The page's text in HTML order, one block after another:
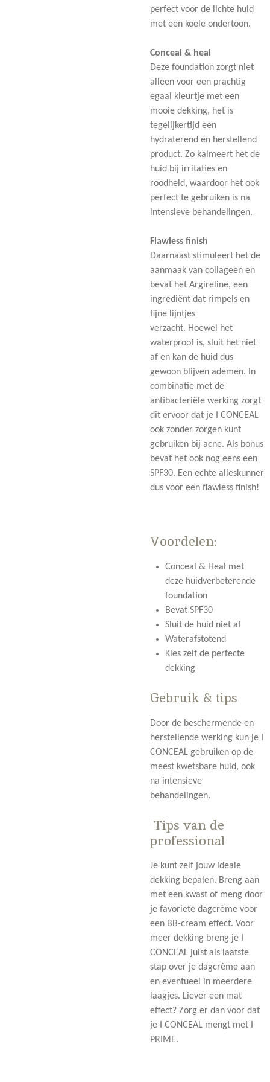
perfect voor de lichte huid
met een koele ondertoon.
Conceal & heal
Deze foundation zorgt niet
alleen voor een prachtig
egaal kleurtje met een
mooie dekking, het is
tegelijkertijd een
hydraterend en herstellend
product. Zo kalmeert het de
huid bij irritaties en
roodheid, waardoor het ook
perfect te gebruiken is na
intensieve behandelingen.
Flawless finish
Daarnaast stimuleert het de
aanmaak van collageen en
bevat het Argireline, een
ingrediënt dat rimpels en
fijne lijntjes
verzacht. Hoewel het
waterproof is, sluit het niet
af en kan de huid dus
gewoon blijven ademen. In
combinatie met de
antibacteriële werking zorgt
dit ervoor dat je I CONCEAL
ook zonder zorgen kunt
gebruiken bij acne. Als bonus
bevat het ook nog eens een
SPF30. Een echte alleskunner
dus voor een flawless finish!
Voordelen:
Conceal & Heal met
deze huidverbeterende
foundation
Bevat SPF30
Sluit de huid niet af
Waterafstotend
Kies zelf de perfecte
dekking
Gebruik & tips
Door de beschermende en
herstellende werking kun je I
CONCEAL gebruiken op de
meest kwetsbare huid, ook
na intensieve
behandelingen.
Tips van de
professional
Je kunt zelf jouw ideale
dekking bepalen. Breng aan
met een kwast of meng door
je favoriete dagcrème voor
een BB-cream effect. Voor
meer dekking breng je I
CONCEAL juist als laatste
stap over je dagcrème aan
en eventueel in meerdere
laagjes. Liever een mat
effect? Zorg er dan voor dat
je I CONCEAL mengt met I
PRIME.